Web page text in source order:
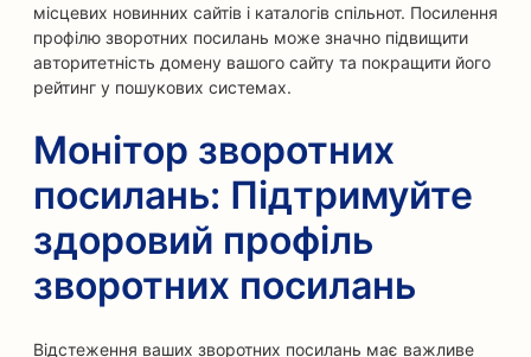
місцевих новинних сайтів і каталогів спільнот. Посилення
профілю зворотних посилань може значно підвищити
авторитетність домену вашого сайту та покращити його
рейтинг у пошукових системах.
Монітор зворотних
посилань: Підтримуйте
здоровий профіль
зворотних посилань
Відстеження ваших зворотних посилань має важливе